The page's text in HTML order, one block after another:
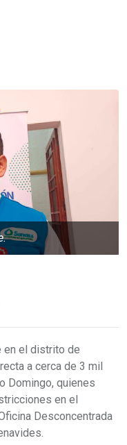
en el distrito de
a cerca de 3 mil
Domingo, quienes
en el
Desconcentrada